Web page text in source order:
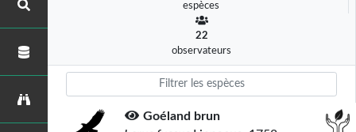
espèces
22
observateurs
Goéland brun